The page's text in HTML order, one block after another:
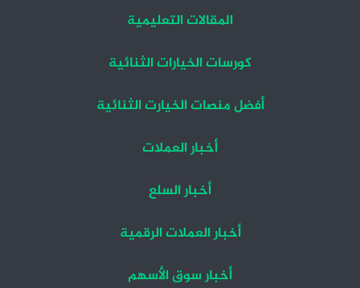
المقالات التعليمية
كورسات الخيارات الثنائية
أفضل منصات الخيارت الثنائية
أخبار العملات
أخبار السلع
أخبار العملات الرقمية
أخبار سوق الأسهم